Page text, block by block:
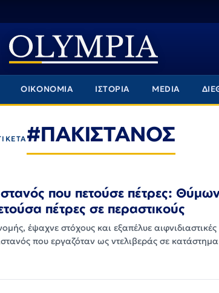
ΟΙΚΟΝΟΜΙΑ ΙΣΤΟΡΙΑ MEDIA
#ΠΑΚΙΣΤΑΝΟΣ
που πετούσε πέτρες:
πέτρες σε περαστικούς
έψαχνε στόχους και εξαπέλυε αιφνιδιαστικές
που εργαζόταν ως ντελιβεράς σε κατάστημα